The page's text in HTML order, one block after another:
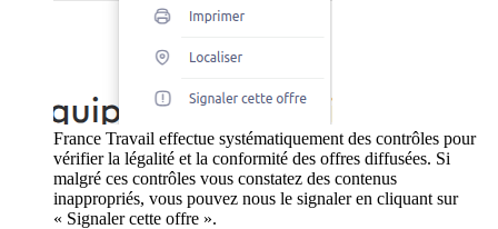
France Travail effectue systématiquement des contrôles pour
vérifier la légalité et la conformité des offres diffusées. Si
malgré ces contrôles vous constatez des contenus
inappropriés, vous pouvez nous le signaler en cliquant sur
« Signaler cette offre ».